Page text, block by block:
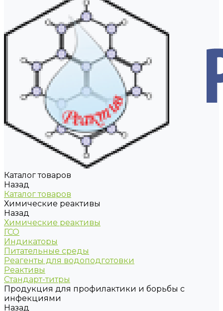
Каталог товаров
Назад
Каталог товаров
Химические реактивы
Назад
Химические реактивы
ГСО
Индикаторы
Питательные среды
Реагенты для водоподготовки
Реактивы
Стандарт-титры
Продукция для профилактики и борьбы с
инфекциями
Назад